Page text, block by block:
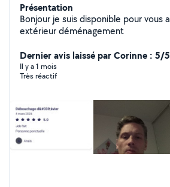
Présentation
Bonjour je suis disponible pour vous aider entretien
extérieur déménagement
Dernier avis laissé par Corinne : 5/5
Il y a 1 mois
Très réactif